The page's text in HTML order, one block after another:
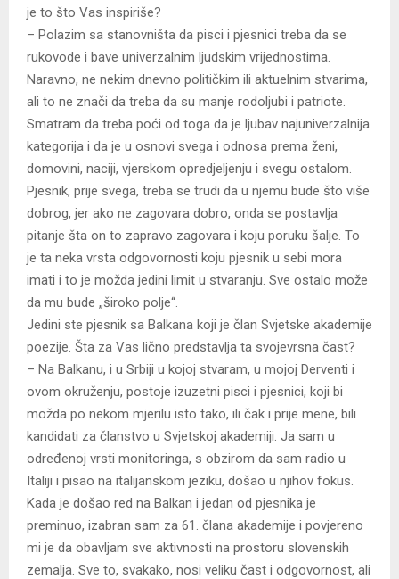
je to što Vas inspiriše?
– Polazim sa stanovništa da pisci i pjesnici treba da se
rukovode i bave univerzalnim ljudskim vrijednostima.
Naravno, ne nekim dnevno političkim ili aktuelnim stvarima,
ali to ne znači da treba da su manje rodoljubi i patriote.
Smatram da treba poći od toga da je ljubav najuniverzalnija
kategorija i da je u osnovi svega i odnosa prema ženi,
domovini, naciji, vjerskom opredjeljenju i svegu ostalom.
Pjesnik, prije svega, treba se trudi da u njemu bude što više
dobrog, jer ako ne zagovara dobro, onda se postavlja
pitanje šta on to zapravo zagovara i koju poruku šalje. To
je ta neka vrsta odgovornosti koju pjesnik u sebi mora
imati i to je možda jedini limit u stvaranju. Sve ostalo može
da mu bude „široko polje“.
Jedini ste pjesnik sa Balkana koji je član Svjetske akademije
poezije. Šta za Vas lično predstavlja ta svojevrsna čast?
– Na Balkanu, i u Srbiji u kojoj stvaram, u mojoj Derventi i
ovom okruženju, postoje izuzetni pisci i pjesnici, koji bi
možda po nekom mjerilu isto tako, ili čak i prije mene, bili
kandidati za članstvo u Svjetskoj akademiji. Ja sam u
određenoj vrsti monitoringa, s obzirom da sam radio u
Italiji i pisao na italijanskom jeziku, došao u njihov fokus.
Kada je došao red na Balkan i jedan od pjesnika je
preminuo, izabran sam za 61. člana akademije i povjereno
mi je da obavljam sve aktivnosti na prostoru slovenskih
zemalja. Sve to, svakako, nosi veliku čast i odgovornost, ali